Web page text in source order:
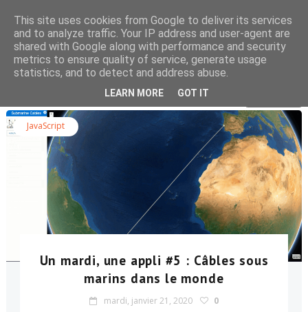
Rechercher dans le blog
JavaScript
Un mardi, une appli #5 : Câbles sous
marins dans le monde
mardi, janvier 21, 2020 0
This site uses cookies from Google to deliver its services
and to analyze traffic. Your IP address and user-agent are
shared with Google along with performance and security
metrics to ensure quality of service, generate usage
statistics, and to detect and address abuse.
LEARN MORE GOT IT